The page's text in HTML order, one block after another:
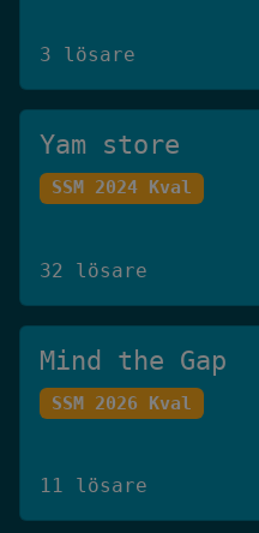
3 lösare
Yam store
SSM 2024 Kval
32 lösare
Mind the Gap
SSM 2026 Kval
11 lösare